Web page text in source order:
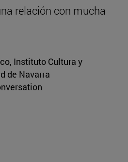
relación con mucha
Instituto Cultura y
de Navarra